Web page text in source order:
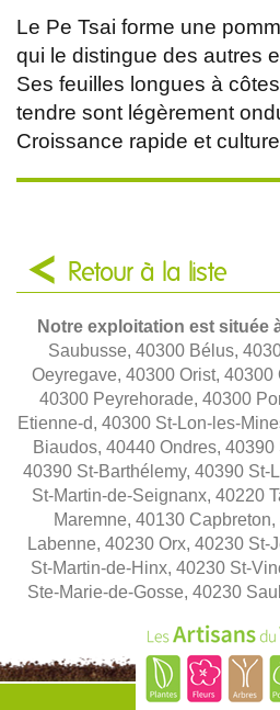
Le Pe Tsai forme une
qui le distingue des autres
Ses feuilles longues à
tendre sont légèrement
Croissance rapide et
Retour à la liste
Notre exploitation est située
Saubusse, 40300 Bélus,
Oeyregave, 40300 Orist,
40300 Peyrehorade, 40300
Etienne-d, 40300 St-Lon-les-
Biaudos, 40440 Ondres,
40390 St-Barthélemy, 40390 St-
St-Martin-de-Seignanx, 40220
Maremne, 40130
Labenne, 40230 Orx, 40230 St-
St-Martin-de-Hinx, 40230 St-
Ste-Marie-de-Gosse, 40230